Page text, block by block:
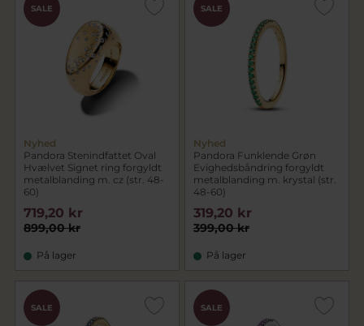
SALE
Nyhed
Pandora Stenindfattet Oval
Hvælvet Signet ring forgyldt
metalblanding m. cz (str. 48-
60)
899,00 kr
719,20 kr
På lager
SALE
Nyhed
Pandora Funklende Grøn
Evighedsbåndring forgyldt
metalblanding m. krystal (str.
48-60)
399,00 kr
319,20 kr
På lager
SALE SALE